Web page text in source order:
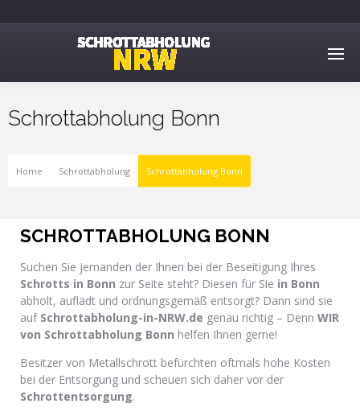
Schrottabholung Bonn
Home Schrottabholung Schrottabholung Bonn
SCHROTTABHOLUNG BONN
Suchen Sie jemanden der Ihnen bei der Beseitigung Ihres
Schrotts in Bonn zur Seite steht? Diesen für Sie in Bonn
abholt, auflädt und ordnungsgemäß entsorgt? Dann sind sie
aufSchrottabholung-in-NRW.de genau richtig – Denn WIR
von Schrottabholung Bonn helfen Ihnen gerne!
Besitzer von Metallschrott befürchten oftmals hohe Kosten
bei der Entsorgung und scheuen sich daher vor der
Schrottentsorgung.